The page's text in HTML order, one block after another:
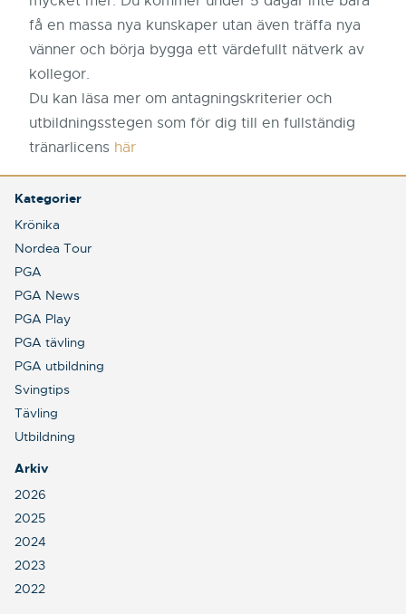
få en massa nya kunskaper utan även träffa nya
vänner och börja bygga ett värdefullt nätverk av
kollegor.
Du kan läsa mer om antagningskriterier och
utbildningsstegen som för dig till en fullständig
tränarlicens här
Kategorier
Krönika
Nordea Tour
PGA
PGA News
PGA Play
PGA tävling
PGA utbildning
Svingtips
Tävling
Utbildning
Arkiv
2026
2025
2024
2023
2022